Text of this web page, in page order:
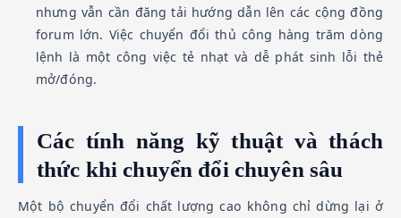
nhưng vẫn cần đăng tải hướng dẫn lên các cộng đồng
forum lớn. Việc chuyển đổi thủ công hàng trăm dòng
lệnh là một công việc tẻ nhạt và dễ phát sinh lỗi thẻ
mở/đóng.
Các tính năng kỹ thuật và thách
thức khi chuyển đổi chuyên sâu
Một bộ chuyển đổi chất lượng cao không chỉ dừng lại ở